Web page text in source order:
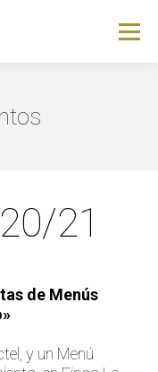
21
de Menús
y un Menú